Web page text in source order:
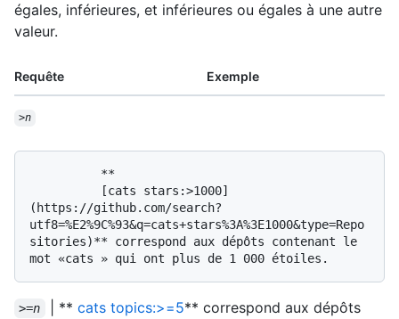
égales, inférieures, et inférieures ou égales à une autre
valeur.
Requête Exemple
>n
(https://github.com/search?
utf8=%E2%9C%93&q=cats+stars%3A%3E1000&type=Repo
sitories)** correspond aux dépôts contenant le
>=n | ** cats topics:>=5** correspond aux dépôts